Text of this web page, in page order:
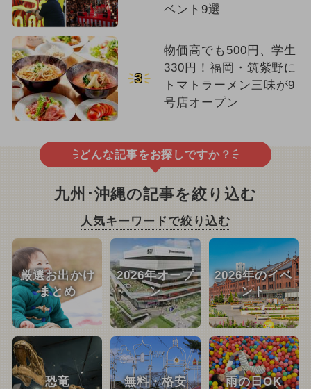
ベント9選
3
物価高でも500円、学生
330円！福岡・筑紫野に
トマトラーメン三味が9
号店オープン
どんな記事をお探しですか？
九州･沖縄の記事を絞り込む
人気キーワードで絞り込む
厳選お出かけ
まとめ
2026年オープ
ン
2026年のイベ
ント
恐竜 無料・格安 雨の日OK